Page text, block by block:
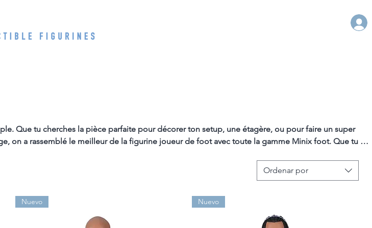
Que tu cherches la pièce parfaite pour décorer ton setup, une étagère, ou pour faire un super
on a rassemblé le meilleur de la figurine joueur de foot avec toute la gamme Minix foot. Que tu
grands cracks de la planète. Conçues en PVC robuste avec un design super reconnaissable, elles
Ordenar por
Nuevo Nuevo